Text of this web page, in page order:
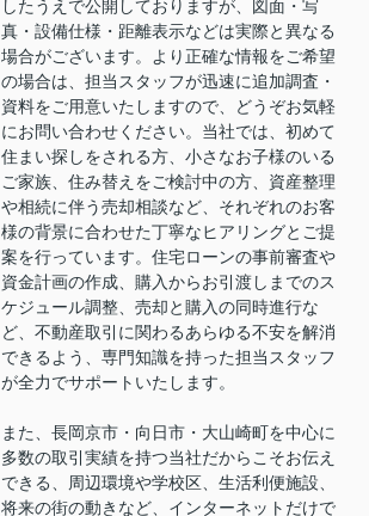
したうえで公開しておりますが、図面・写
真・設備仕様・距離表示などは実際と異なる
場合がございます。より正確な情報をご希望
の場合は、担当スタッフが迅速に追加調査・
資料をご用意いたしますので、どうぞお気軽
にお問い合わせください。当社では、初めて
住まい探しをされる方、小さなお子様のいる
ご家族、住み替えをご検討中の方、資産整理
や相続に伴う売却相談など、それぞれのお客
様の背景に合わせた丁寧なヒアリングとご提
案を行っています。住宅ローンの事前審査や
資金計画の作成、購入からお引渡しまでのス
ケジュール調整、売却と購入の同時進行な
ど、不動産取引に関わるあらゆる不安を解消
できるよう、専門知識を持った担当スタッフ
が全力でサポートいたします。
また、長岡京市・向日市・大山崎町を中心に
多数の取引実績を持つ当社だからこそお伝え
できる、周辺環境や学校区、生活利便施設、
将来の街の動きなど、インターネットだけで